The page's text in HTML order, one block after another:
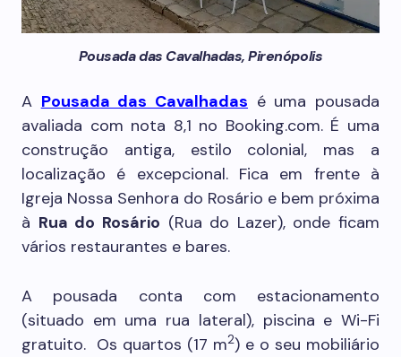
Pousada das Cavalhadas, Pirenópolis
A Pousada das Cavalhadas é uma pousada
avaliada com nota 8,1 no Booking.com. É uma
construção antiga, estilo colonial, mas a
localização é excepcional. Fica em frente à
Igreja Nossa Senhora do Rosário e bem próxima
à Rua do Rosário (Rua do Lazer), onde ficam
vários restaurantes e bares.
A pousada conta com estacionamento
(situado em uma rua lateral), piscina e Wi-Fi
gratuito. Os quartos (17 m2) e o seu mobiliário